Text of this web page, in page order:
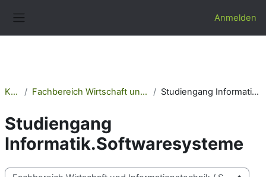
Anmelden
Kurse Fachbereich Wirtschaft und Informationstechnik Studiengang Informatik.Softwaresysteme
Studiengang
Informatik.Softwaresysteme